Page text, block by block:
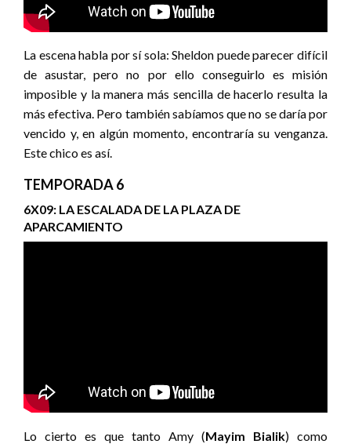
La escena habla por sí sola: Sheldon puede parecer difícil
de asustar, pero no por ello conseguirlo es misión
imposible y la manera más sencilla de hacerlo resulta la
más efectiva. Pero también sabíamos que no se daría por
vencido y, en algún momento, encontraría su venganza.
Este chico es así.
TEMPORADA 6
6X09: LA ESCALADA DE LA PLAZA DE
APARCAMIENTO
Lo cierto es que tanto Amy (Mayim Bialik) como